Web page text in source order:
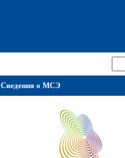
Сведения о МСЭ